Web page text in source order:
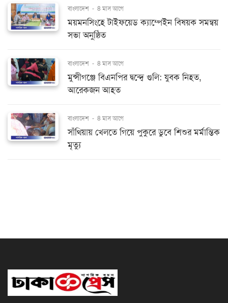
বাংলাদেশ - 8 মাস আগে
ময়মনসিংহে টাইফয়েড ক্যাম্পেইন বিষয়ক সমন্বয়
সভা অনুষ্ঠিত
বাংলাদেশ - 8 মাস আগে
মুন্সীগঞ্জে বিএনপির দ্বন্দ্বে গুলি: যুবক নিহত,
আরেকজন আহত
বাংলাদেশ - 8 মাস আগে
সাঁথিয়ায় খেলতে গিয়ে পুকুরে ডুবে শিশুর মর্মান্তিক
মৃত্যু